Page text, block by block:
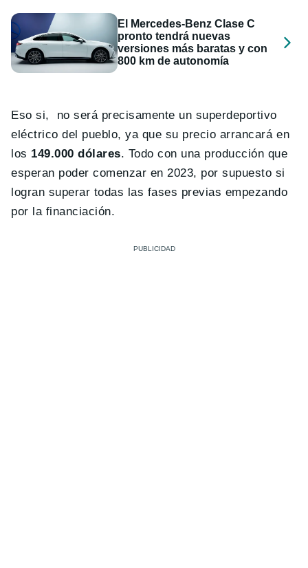
El Mercedes-Benz Clase C
pronto tendrá nuevas
versiones más baratas y con
800 km de autonomía
Eso si, no será precisamente un superdeportivo
eléctrico del pueblo, ya que su precio arrancará en
los 149.000 dólares. Todo con una producción que
esperan poder comenzar en 2023, por supuesto si
logran superar todas las fases previas empezando
por la financiación.